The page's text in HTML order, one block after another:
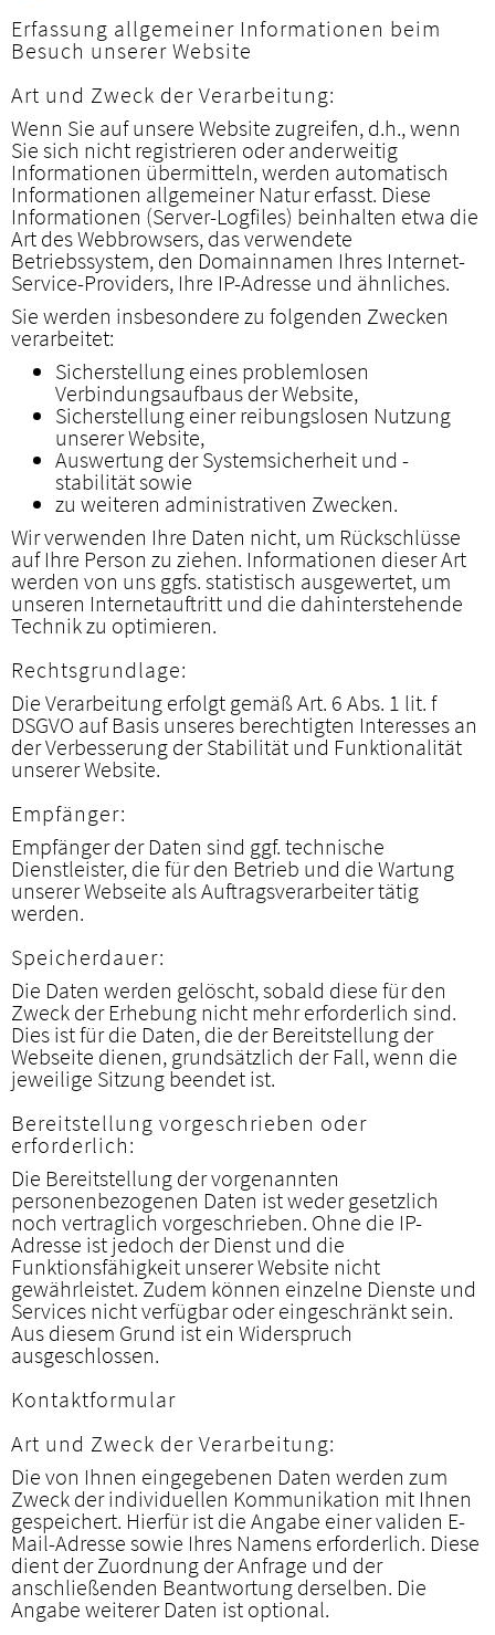
Erfassung allgemeiner Informationen beim
Besuch unserer Website
Art und Zweck der Verarbeitung:
Wenn Sie auf unsere Website zugreifen, d.h., wenn
Sie sich nicht registrieren oder anderweitig
Informationen übermitteln, werden automatisch
Informationen allgemeiner Natur erfasst. Diese
Informationen (Server-Logfiles) beinhalten etwa die
Art des Webbrowsers, das verwendete
Betriebssystem, den Domainnamen Ihres Internet-
Service-Providers, Ihre IP-Adresse und ähnliches.
Sie werden insbesondere zu folgenden Zwecken
verarbeitet:
Sicherstellung eines problemlosen
Verbindungsaufbaus der Website,
Sicherstellung einer reibungslosen Nutzung
unserer Website,
Auswertung der Systemsicherheit und -
stabilität sowie
zu weiteren administrativen Zwecken.
Wir verwenden Ihre Daten nicht, um Rückschlüsse
auf Ihre Person zu ziehen. Informationen dieser Art
werden von uns ggfs. statistisch ausgewertet, um
unseren Internetauftritt und die dahinterstehende
Technik zu optimieren.
Rechtsgrundlage:
Die Verarbeitung erfolgt gemäß Art. 6 Abs. 1 lit. f
DSGVO auf Basis unseres berechtigten Interesses an
der Verbesserung der Stabilität und Funktionalität
unserer Website.
Empfänger:
Empfänger der Daten sind ggf. technische
Dienstleister, die für den Betrieb und die Wartung
unserer Webseite als Auftragsverarbeiter tätig
werden.
Speicherdauer:
Die Daten werden gelöscht, sobald diese für den
Zweck der Erhebung nicht mehr erforderlich sind.
Dies ist für die Daten, die der Bereitstellung der
Webseite dienen, grundsätzlich der Fall, wenn die
jeweilige Sitzung beendet ist.
Bereitstellung vorgeschrieben oder
erforderlich:
Die Bereitstellung der vorgenannten
personenbezogenen Daten ist weder gesetzlich
noch vertraglich vorgeschrieben. Ohne die IP-
Adresse ist jedoch der Dienst und die
Funktionsfähigkeit unserer Website nicht
gewährleistet. Zudem können einzelne Dienste und
Services nicht verfügbar oder eingeschränkt sein.
Aus diesem Grund ist ein Widerspruch
ausgeschlossen.
Kontaktformular
Art und Zweck der Verarbeitung:
Die von Ihnen eingegebenen Daten werden zum
Zweck der individuellen Kommunikation mit Ihnen
gespeichert. Hierfür ist die Angabe einer validen E-
Mail-Adresse sowie Ihres Namens erforderlich. Diese
dient der Zuordnung der Anfrage und der
anschließenden Beantwortung derselben. Die
Angabe weiterer Daten ist optional.